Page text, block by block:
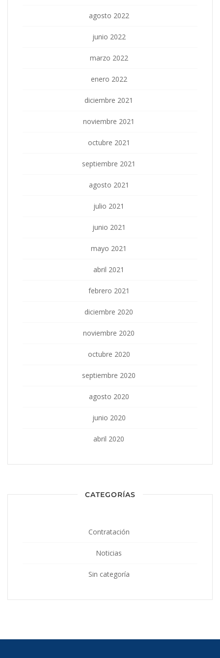
agosto 2022
junio 2022
marzo 2022
enero 2022
diciembre 2021
noviembre 2021
octubre 2021
septiembre 2021
agosto 2021
julio 2021
junio 2021
mayo 2021
abril 2021
febrero 2021
diciembre 2020
noviembre 2020
octubre 2020
septiembre 2020
agosto 2020
junio 2020
abril 2020
CATEGORÍAS
Contratación
Noticias
Sin categoría